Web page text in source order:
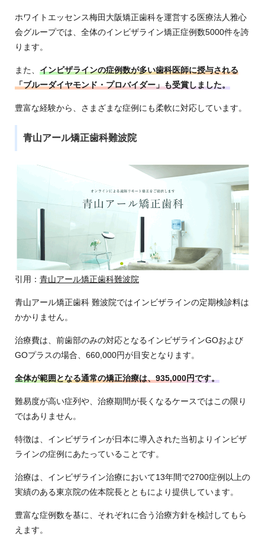
ホワイトエッセンス梅田大阪矯正歯科を運営する医療法人雅心
会グループでは、全体のインビザライン矯正症例数5000件を誇
ります。
また、 インビザラインの症例数が多い歯科医師に授与される
「ブルーダイヤモンド・プロバイダー」も受賞しました。
豊富な経験から、さまざまな症例にも柔軟に対応しています。
青山アール矯正歯科難波院
引用： 青山アール矯正歯科難波院
青山アール矯正歯科 難波院ではインビザラインの定期検診料は
かかりません。
治療費は、前歯部のみの対応となるインビザラインGOおよび
GOプラスの場合、660,000円が目安となります。
全体が範囲となる通常の矯正治療は、935,000円です。
難易度が高い症列や、治療期間が長くなるケースではこの限り
ではありません。
特徴は、インビザラインが日本に導入された当初よりインビザ
ラインの症例にあたっていることです。
治療は、インビザライン治療において13年間で2700症例以上の
実績のある東京院の佐本院長とともにより提供しています。
豊富な症例数を基に、それぞれに合う治療方針を検討してもら
えます。